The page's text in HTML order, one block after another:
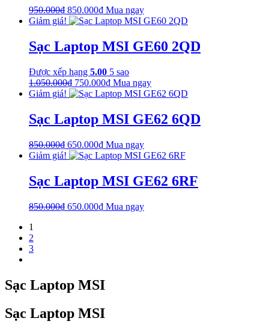
950.000₫ Giá
gốc
950.000₫.
850.000₫Giá
hiện
là:
850.000₫.
Mua ngay
Giảm giá!
Sạc Laptop MSI GE60 2QD
Được xếp hạng 5.00 5 sao
1.050.000₫ Giá
gốc
1.050.000₫.
750.000₫Giá
hiện
là:
750.000₫.
Mua ngay
Giảm giá!
Sạc Laptop MSI GE62 6QD
850.000₫ Giá
gốc
850.000₫.
650.000₫Giá
hiện
là:
650.000₫.
Mua ngay
Giảm giá!
Sạc Laptop MSI GE62 6RF
850.000₫ Giá
650.000₫Giá
Mua ngay
1
2
3
Sạc Laptop MSI
Sạc Laptop MSI